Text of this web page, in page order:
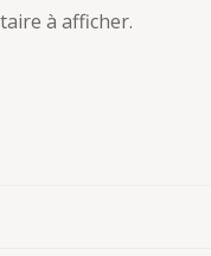
à afficher.